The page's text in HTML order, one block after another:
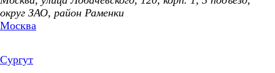
округ ЗАО, район Раменки
Москва
Сургут